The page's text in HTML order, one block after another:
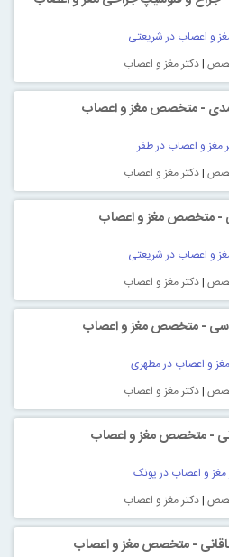
و اعصاب در شریعتی
|دکتر مغز و اعصاب
- متخصص مغز و اعصاب
مغز و اعصاب در ظفر
|دکتر مغز و اعصاب
- متخصص مغز و اعصاب
و اعصاب در شریعتی
|دکتر مغز و اعصاب
- متخصص مغز و اعصاب
و اعصاب در مطهری
|دکتر مغز و اعصاب
- متخصص مغز و اعصاب
مغز و اعصاب در پونک
|دکتر مغز و اعصاب
- متخصص مغز و اعصاب